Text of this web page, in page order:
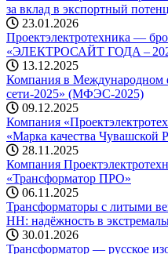
за вклад в экспортный
23.01.2026
Проектэлектротехника —
«ЭЛЕКТРОСАЙТ ГОДА –
13.12.2025
Компания в Международном
сети-2025» (МФЭС-2025)
09.12.2025
Компания
«Марка качества Чувашской
28.11.2025
Компания
«Трансформатор ПРО»
06.11.2025
Трансформаторы с литыми
НН: надёжность в
30.01.2026
Трансформатор — русское